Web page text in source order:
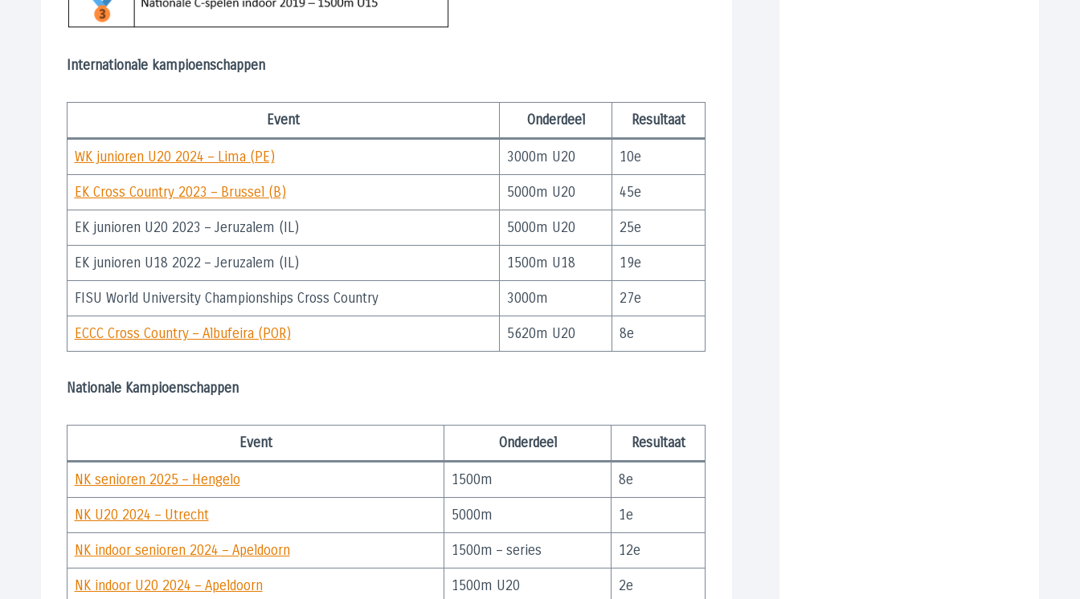
Internationale kampioenschappen
Event Onderdeel Resultaat
WK junioren U20 2024 – Lima (PE) 3000m U20 10e
EK Cross Country 2023 – Brussel (B) 5000m U20 45e
EK junioren U20 2023 – Jeruzalem (IL) 5000m U20 25e
EK junioren U18 2022 – Jeruzalem (IL) 1500m U18 19e
FISU World University Championships Cross Country 3000m 27e
ECCC Cross Country – Albufeira (POR) 5620m U20 8e
Nationale Kampioenschappen
Event Onderdeel Resultaat
NK senioren 2025 – Hengelo 1500m 8e
NK U20 2024 – Utrecht 5000m 1e
NK indoor senioren 2024 – Apeldoorn 1500m – series 12e
NK indoor U20 2024 – Apeldoorn 1500m U20 2e